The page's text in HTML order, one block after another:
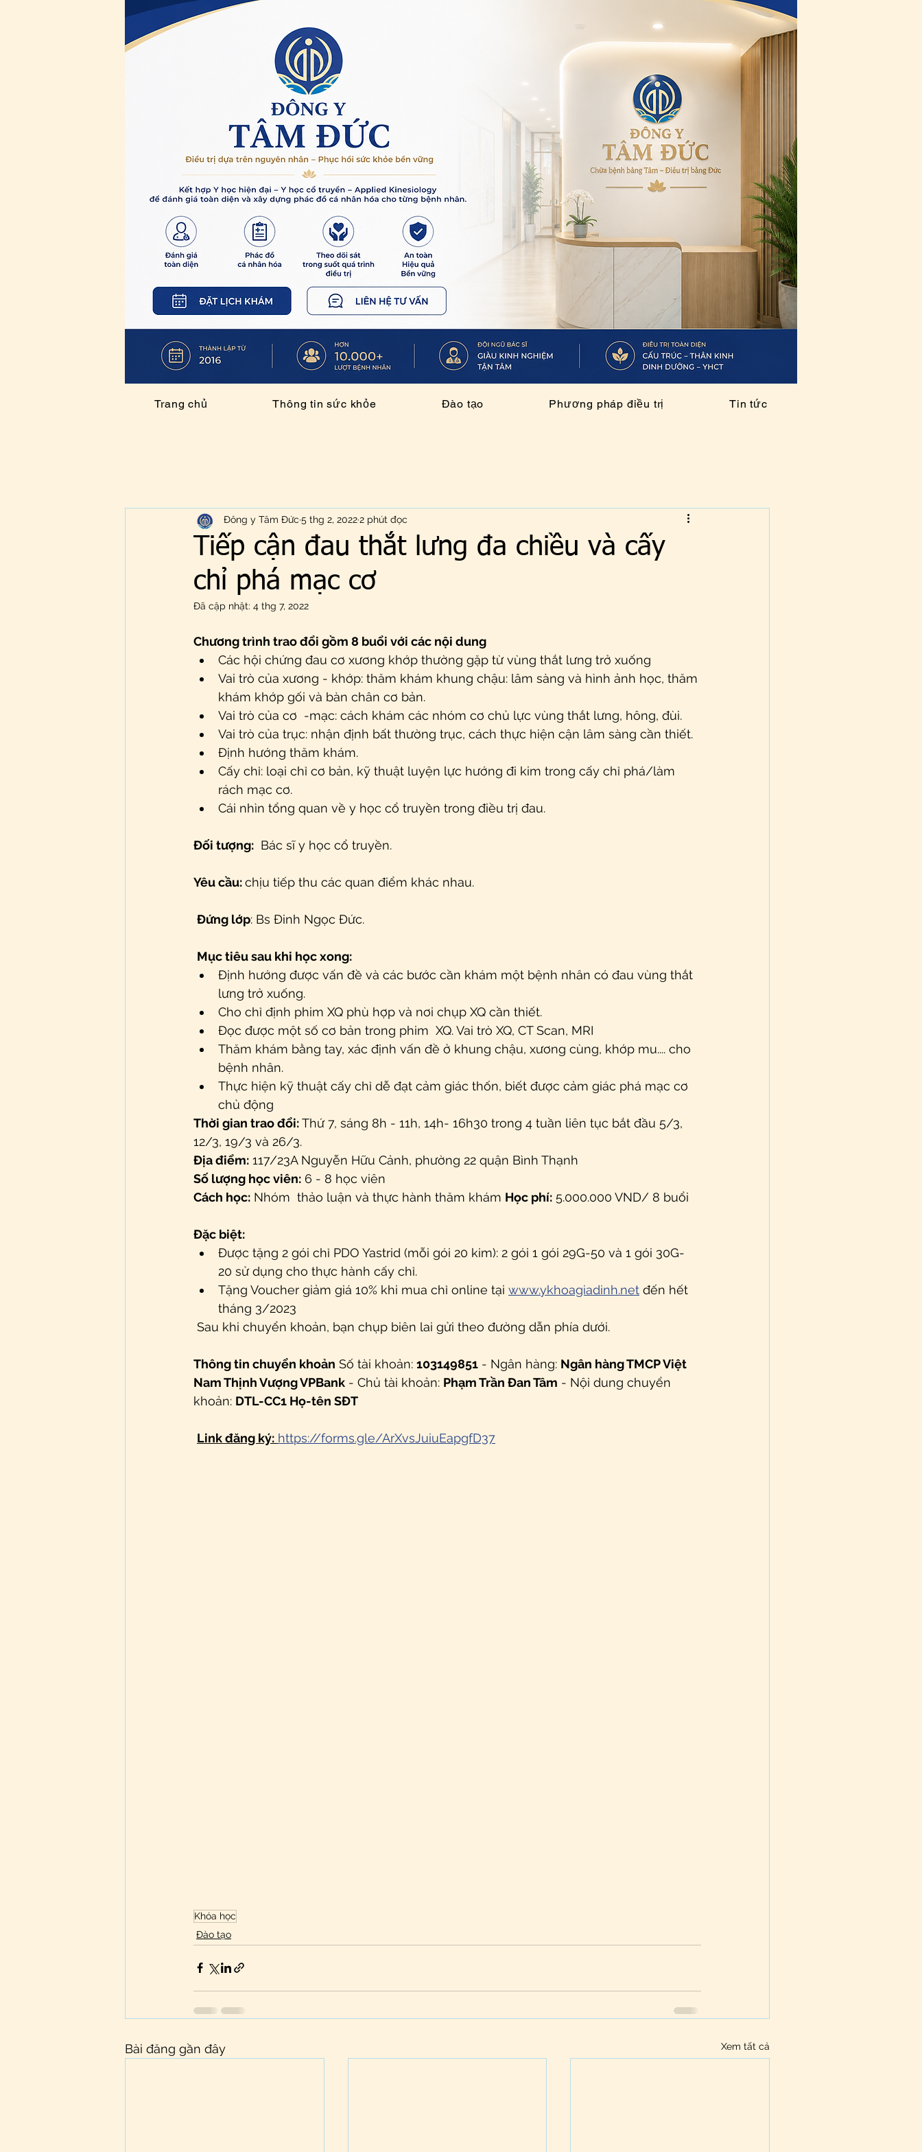
Trang chủ Thông tin sức khỏe Đào tạo Phương pháp điều trị Tin tức
Tiếp cận đau thắt lưng đa chiều và cấy
chỉ phá mạc cơ
Đông y Tâm Đức 5 thg 2, 20222 phút đọc
Đã cập nhật: 4 thg 7, 2022
Chương trình trao đổi gồm 8 buổi với các nội dung
Các hội chứng đau cơ xương khớp thường gặp từ vùng thắt lưng trở xuống
Vai trò của xương - khớp: thăm khám khung chậu: lâm sàng và hình ảnh học, thăm
khám khớp gối và bàn chân cơ bản.
Vai trò của cơ  -mạc: cách khám các nhóm cơ chủ lực vùng thắt lưng, hông, đùi.
Vai trò của trục: nhận định bất thường trục, cách thực hiện cận lâm sàng cần thiết.
Định hướng thăm khám.
Cấy chỉ: loại chỉ cơ bản, kỹ thuật luyện lực hướng đi kim trong cấy chỉ phá/làm
rách mạc cơ.
Cái nhìn tổng quan về y học cổ truyền trong điều trị đau.
Đối tượng:
  Bác sĩ y học cổ truyền.
Yêu cầu: chịu tiếp thu các quan điểm khác nhau.
Đứng lớp: Bs Đinh Ngọc Đức.
Mục tiêu sau khi học xong:
Định hướng được vấn đề và các bước cần khám một bệnh nhân có đau vùng thắt
lưng trở xuống.
Cho chỉ định phim XQ phù hợp và nơi chụp XQ cần thiết.
Đọc được một số cơ bản trong phim  XQ. Vai trò XQ, CT Scan, MRI
Thăm khám bằng tay, xác định vấn đề ở khung chậu, xương cùng, khớp mu.... cho
bệnh nhân.
Thực hiện kỹ thuật cấy chỉ dễ đạt cảm giác thốn, biết được cảm giác phá mạc cơ
chủ động
Thời gian trao đổi: Thứ 7, sáng 8h - 11h, 14h- 16h30 trong 4 tuần liên tục bắt đầu 5/3,
12/3, 19/3 và 26/3.
Địa điểm: 117/23A Nguyễn Hữu Cảnh, phường 22 quận Bình Thạnh
Số lượng học viên: 6 - 8 học viên
Cách học: Nhóm  thảo luận và thực hành thăm khám Học phí: 5.000.000 VND/ 8 buổi
Đặc biệt:
Được tặng 2 gói chỉ PDO Yastrid (mỗi gói 20 kim): 2 gói 1 gói 29G-50 và 1 gói 30G-
20 sử dụng cho thực hành cấy chỉ.
Tặng Voucher giảm giá 10% khi mua chỉ online tại www.ykhoagiadinh.net đến hết
tháng 3/2023
Sau khi chuyển khoản, bạn chụp biên lai gửi theo đường dẫn phía dưới.
Thông tin chuyển khoản Số tài khoản: 103149851 - Ngân hàng: Ngân hàng TMCP Việt
Nam Thịnh Vượng VPBank - Chủ tài khoản: Phạm Trần Đan Tâm - Nội dung chuyển
khoản: DTL-CC1 Họ-tên SĐT
Link đăng ký: https://forms.gle/ArXvsJuiuEapgfD37
Khóa học
Đào tạo
Bài đăng gần đây Xem tất cả